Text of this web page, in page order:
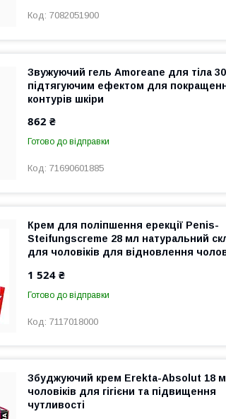
7082051900
Звужуючий гель Amoreane для тіла
підтягуючим ефектом для
контурів шкіри
862 ₴
Готово до відправки
71690601885
Крем для поліпшення ерекції Penis-
Steifungscreme 28 мл натуральний
для чоловіків для відновлення
1 524 ₴
Готово до відправки
7117018000
Збуджуючий крем Erekta-Absolut 18
чоловіків для гігієни та підвищення
чутливості